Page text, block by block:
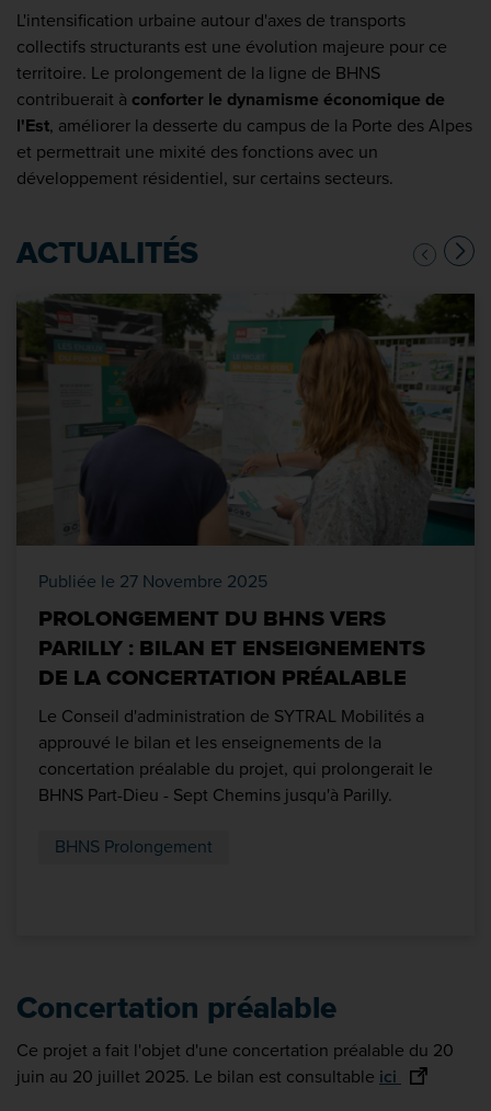
L'intensification urbaine autour d'axes de transports
collectifs structurants est une évolution majeure pour ce
territoire. Le prolongement de la ligne de BHNS
contribuerait à conforter le dynamisme économique de
l'Est, améliorer la desserte du campus de la Porte des Alpes
et permettrait une mixité des fonctions avec un
développement résidentiel, sur certains secteurs.
ACTUALITÉS
Publiée le 27 Novembre 2025
PROLONGEMENT DU BHNS VERS
PARILLY : BILAN ET ENSEIGNEMENTS
DE LA CONCERTATION PRÉALABLE
Le Conseil d'administration de SYTRAL Mobilités a
approuvé le bilan et les enseignements de la
concertation préalable du projet, qui prolongerait le
BHNS Part-Dieu - Sept Chemins jusqu'à Parilly.
BHNS Prolongement
Concertation préalable
Ce projet a fait l'objet d'une concertation préalable du 20
juin au 20 juillet 2025. Le bilan est consultable ici